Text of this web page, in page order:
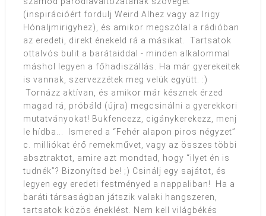
(inspirációért fordulj Weird Alhez vagy az Irigy
Hónaljmirigyhez), és amikor megszólal a rádióban
az eredeti, direkt énekeld rá a másikat. Tartsatok
ottalvós bulit a barátaiddal - minden alkalommal
máshol legyen a főhadiszállás. Ha már gyerekeitek
is vannak, szervezzétek meg velük együtt. :)
Tornázz aktívan, és amikor már késznek érzed
magad rá, próbáld (újra) megcsinálni a gyerekkori
mutatványokat! Bukfencezz, cigánykerekezz, menj
le hídba... Ismered a “Fehér alapon piros négyzet”
c. milliókat érő remekművet, vagy az összes többi
absztraktot, amire azt mondtad, hogy “ilyet én is
tudnék”? Bizonyítsd be! ;) Csinálj egy sajátot, és
legyen egy eredeti festményed a nappaliban! Ha a
baráti társaságban játszik valaki hangszeren,
tartsatok közös éneklést. Nem kell világbékés